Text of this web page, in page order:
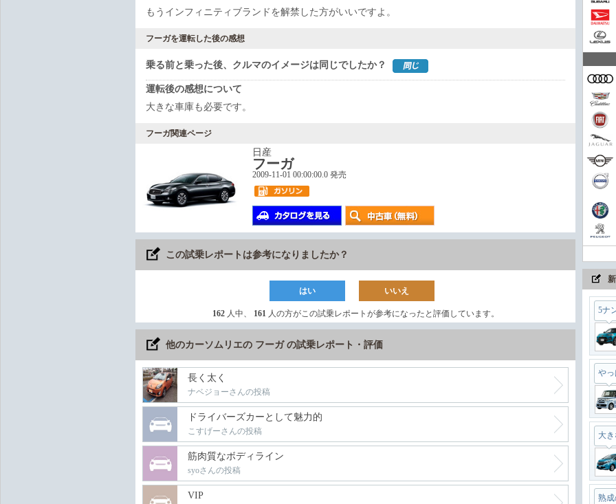
もうインフィニティブランドを解禁した方がいいですよ。
フーガを運転した後の感想
乗る前と乗った後、クルマのイメージは同じでしたか？
運転後の感想について
大きな車庫も必要です。
フーガ関連ページ
日産
フーガ
2009-11-01 00:00:00.0 発売
この試乗レポートは参考になりましたか？
はい いいえ
162 人中、 161 人の方がこの試乗レポートが参考になったと評価しています。
他のカーソムリエの フーガ の試乗レポート・評価
長く太く
ナベジョーさんの投稿
ドライバーズカーとして魅力的
こすげーさんの投稿
筋肉質なボディライン
syoさんの投稿
VIP
家
コ
まさ
ち
5ナ
や
大
熟成